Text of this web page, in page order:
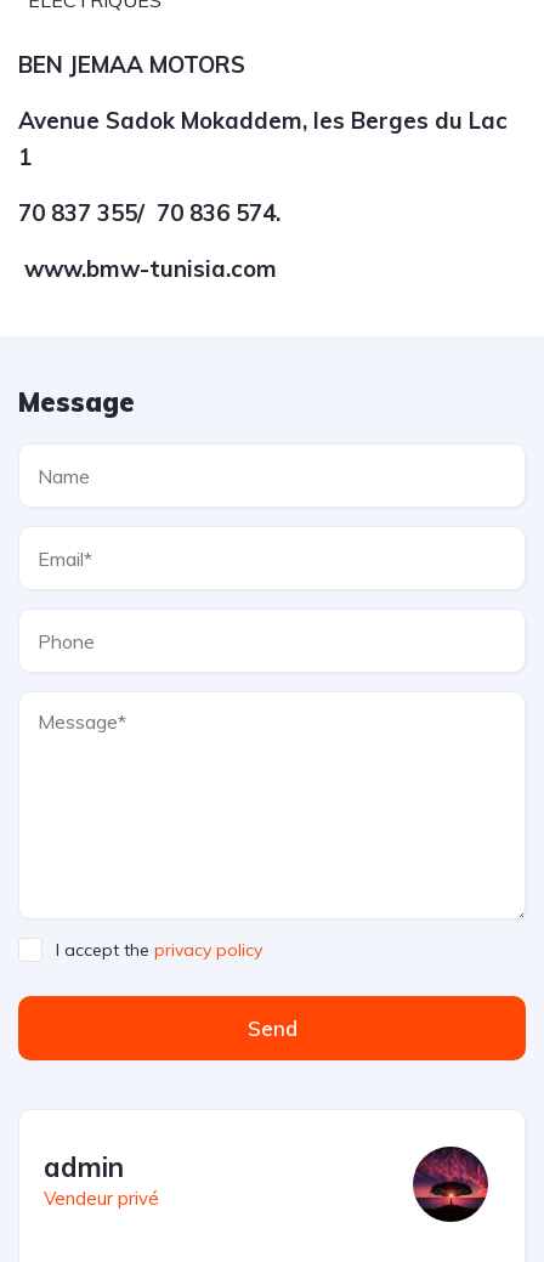
BEN JEMAA MOTORS
Avenue Sadok Mokaddem, les Berges du Lac
1
70 837 355/ 70 836 574.
www.bmw-tunisia.com
Message
I accept the privacy policy
Send
admin
Vendeur privé